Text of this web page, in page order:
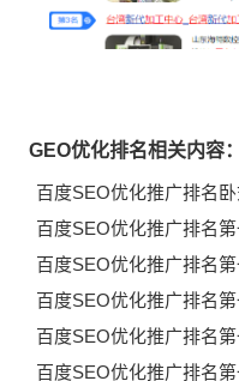
GEO优化排名相关内容：
百度SEO优化推广排名
百度SEO优化推广排名
百度SEO优化推广排名
百度SEO优化推广排名
百度SEO优化推广排名
百度SEO优化推广排名